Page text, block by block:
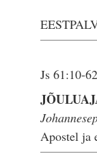
Js 61:10-
Apostel ja